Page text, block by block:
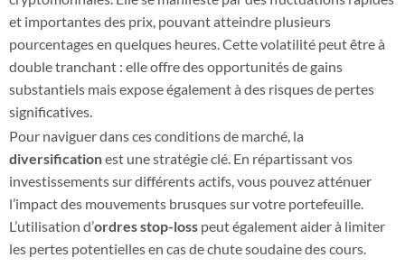
et importantes des prix, pouvant atteindre plusieurs
pourcentages en quelques heures. Cette volatilité peut être à
double tranchant : elle offre des opportunités de gains
substantiels mais expose également à des risques de pertes
significatives.
Pour naviguer dans ces conditions de marché, la
diversificationest une stratégie clé. En répartissant vos
investissements sur différents actifs, vous pouvez atténuer
l’impact des mouvements brusques sur votre portefeuille.
L’utilisation d’ordres stop-loss peut également aider à limiter
les pertes potentielles en cas de chute soudaine des cours.